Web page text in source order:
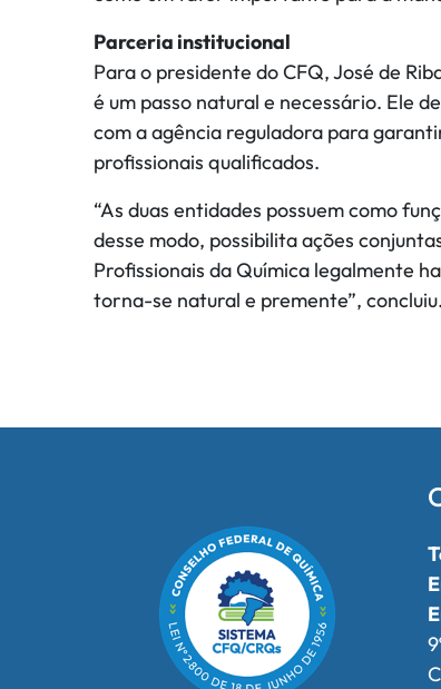
Parceria institucional
Para o presidente do CFQ, José de
é um passo natural e necessário. Ele
com a agência reguladora para
profissionais qualificados.
“As duas entidades possuem como
desse modo, possibilita ações
Profissionais da Química legalmente
torna-se natural e premente”, concluiu.